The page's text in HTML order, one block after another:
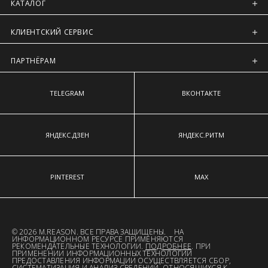
КАТАЛОГ
КЛИЕНТСКИЙ СЕРВИС
ПАРТНЁРАМ
TELEGRAM ВКОНТАКТЕ
ЯНДЕКС.ДЗЕН ЯНДЕКС.РИТМ
PINTEREST MAX
© 2026 M.REASON. ВСЕ ПРАВА ЗАЩИЩЕНЫ. НА
ИНФОРМАЦИОННОМ РЕСУРСЕ ПРИМЕНЯЮТСЯ
РЕКОМЕНДАТЕЛЬНЫЕ ТЕХНОЛОГИИ. ПОДРОБНЕЕ. ПРИ
ПРИМЕНЕНИИ ИНФОРМАЦИОННЫХ ТЕХНОЛОГИЙ
ПРЕДОСТАВЛЕНИЯ ИНФОРМАЦИИ ОСУЩЕСТВЛЯЕТСЯ СБОР,
Регионы России, Московская обл., Ленинградская обл.
Intellect Money.